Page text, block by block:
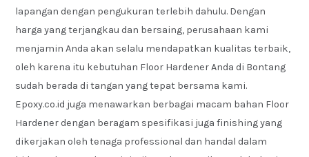
lapangan dengan pengukuran terlebih dahulu. Dengan
harga yang terjangkau dan bersaing, perusahaan kami
menjamin Anda akan selalu mendapatkan kualitas terbaik,
oleh karena itu kebutuhan Floor Hardener Anda di Bontang
sudah berada di tangan yang tepat bersama kami.
Epoxy.co.id juga menawarkan berbagai macam bahan Floor
Hardener dengan beragam spesifikasi juga finishing yang
dikerjakan oleh tenaga professional dan handal dalam